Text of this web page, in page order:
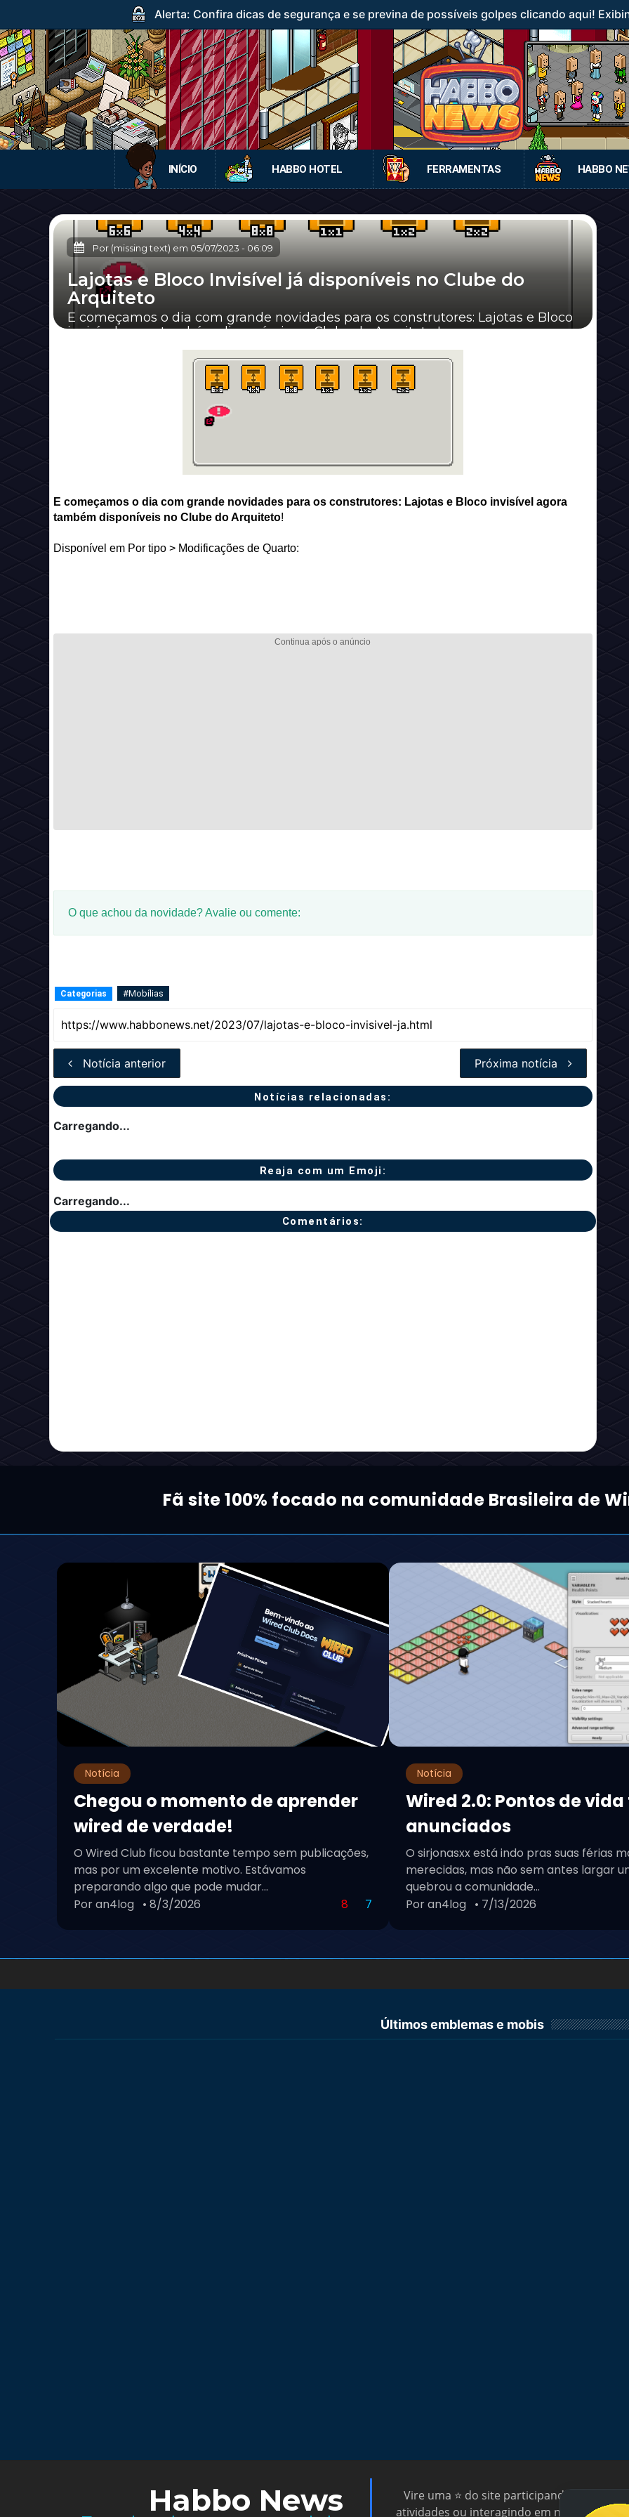
Alerta: Confira dicas de segurança e se previna de possíveis golpes clicando aqui!
INÍCIO HABBO HOTEL FERRAMENTAS HABBO
Por (missing text) em 05/07/2023 - 06:09
Lajotas e Bloco Invisível já disponíveis no Clube do
Arquiteto
E começamos o dia com grande novidades para os construtores: Lajotas e Bloco
invisível agora também disponíveis no Clube do Arquiteto !
E começamos o dia com grande novidades para os construtores: Lajotas e Bloco invisível agora
também disponíveis no Clube do Arquiteto!
Disponível em Por tipo > Modificações de Quarto:
O que achou da novidade? Avalie ou comente:
Categorias #Mobílias
Notícia anterior Próxima notícia
Notícias relacionadas:
Carregando...
Reaja com um Emoji:
Carregando...
Comentários:
Fã site 100% focado na comunidade Brasileira de
Notícia
Chegou o momento de aprender
wired de verdade!
O Wired Club ficou bastante tempo sem publicações,
mas por um excelente motivo. Estávamos
preparando algo que pode mudar...
Por an4log • 8/3/2026 8 7
Notícia
Wired 2.0: Pontos de
anunciados
O sirjonasxx está indo pras suas férias
merecidas, mas não sem antes largar
quebrou a comunidade...
Por an4log • 7/13/2026
Últimos emblemas e mobis
Habbo News
Vire uma ⭐ do site participando de nossas
atividades ou interagindo em nossas